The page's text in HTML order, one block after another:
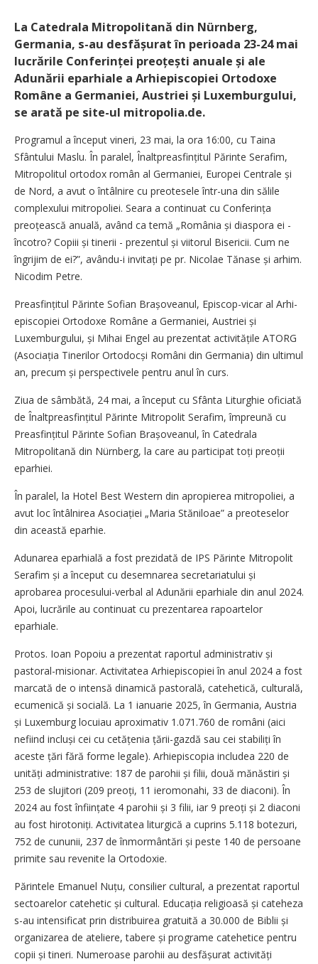
La Catedrala Mitropolitană din Nürnberg,
Germania, s-au desfășurat în perioada 23-24 mai
lucrările Conferinței preoțești anuale și ale
Adunării eparhiale a Arhiepiscopiei Ortodoxe
Române a Germaniei, Austriei și Luxemburgului,
se arată pe site-ul mitropolia.de.
Programul a început vineri, 23 mai, la ora 16:00, cu Taina
Sfântului Maslu. În paralel, Înaltprea­sfințitul Părinte Serafim,
Mitropolitul ortodox român al Germaniei, Europei Centrale și
de Nord, a avut o întâlnire cu preotesele într-una din sălile
complexului mitropoliei. Seara a continuat cu Conferința
preoțească anuală, având ca temă „România și diaspora ei -
încotro? Copiii și tinerii - prezentul și viitorul Bisericii. Cum ne
îngrijim de ei?”, avându-i invitați pe pr. Nicolae Tănase și arhim.
Nicodim Petre.
Preasfințitul Părinte Sofian Bra­șoveanul, Episcop-vicar al Arhi­
episcopiei Ortodoxe Române a Germaniei, Austriei și
Luxemburgului, și Mihai Engel au prezentat activi­tățile ATORG
(Asociația Tinerilor Ortodocși Români din Germania) din ultimul
an, precum și perspectivele pentru anul în curs.
Ziua de sâmbătă, 24 mai, a început cu Sfânta Liturghie oficiată
de Înaltpreasfințitul Părinte Mitropolit Serafim, împreună cu
Preasfințitul Părinte Sofian Brașoveanul, în ­Catedrala
Mitropolitană din Nürn­berg, la care au participat toți preoții
eparhiei.
În paralel, la Hotel Best Western din apropierea mitropoliei, a
avut loc întâlnirea Asociației „Maria Stăniloae” a preoteselor
din această eparhie.
Adunarea eparhială a fost prezidată de IPS Părinte Mitropolit
Serafim și a început cu desemnarea secretariatului și
aprobarea procesului-verbal al Adunării eparhiale din anul 2024.
Apoi, lucrările au continuat cu prezentarea rapoartelor
eparhiale.
Protos. Ioan Popoiu a prezentat raportul administrativ și
pastoral-misionar. Activitatea Arhiepiscopiei în anul 2024 a fost
marcată de o intensă dinamică pastorală, catehetică, culturală,
ecumenică și socială. La 1 ianuarie 2025, în Germania, Austria
și Luxemburg locuiau aproximativ 1.071.760 de români (aici
nefiind incluși cei cu cetățenia țării-gazdă sau cei stabiliți în
aceste țări fără forme legale). Arhi­episcopia includea 220 de
unități administrative: 187 de parohii și filii, două mănăstiri și
253 de slujitori (209 preoți, 11 ieromonahi, 33 de diaconi). În
2024 au fost înființate 4 parohii și 3 filii, iar 9 preoți și 2 diaconi
au fost hirotoniți. Activitatea liturgică a cuprins 5.118 botezuri,
752 de cununii, 237 de înmormântări și peste 140 de persoane
primite sau revenite la Ortodoxie.
Părintele Emanuel Nuțu, consilier cultural, a prezentat raportul
sectoarelor catehetic și cultural. Educa­ția religioasă și cateheza
s-au intensificat prin distribuirea gratuită a 30.000 de Biblii și
organizarea de ateliere, tabere și programe catehetice pentru
copii și tineri. Numeroase parohii au desfășurat activități